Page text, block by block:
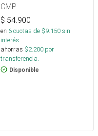
CMP
$ 54.900
en 6cuotas de $9.150sin
interés
ahorras $2.200 por
transferencia.
Disponible